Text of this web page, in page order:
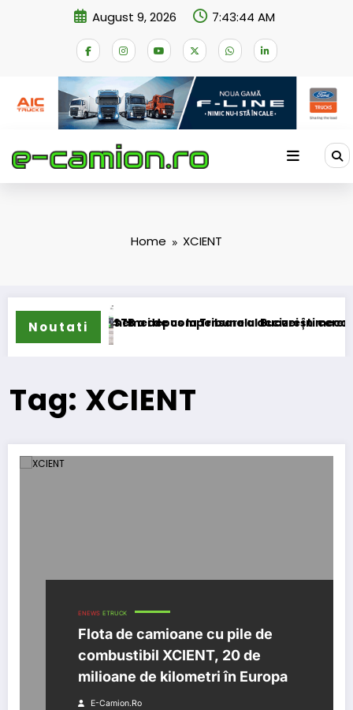
August 9, 2026 7:43:44 AM
Home XCIENT
Noutatischemei de compensare a accizei în mecanism
STB a depus la Tribunalul București cererea
Tag: XCIENT
ENEWS ETRUCK
Flota de camioane cu pile de
combustibil XCIENT, 20 de
milioane de kilometri în Europa
E-Camion.ro